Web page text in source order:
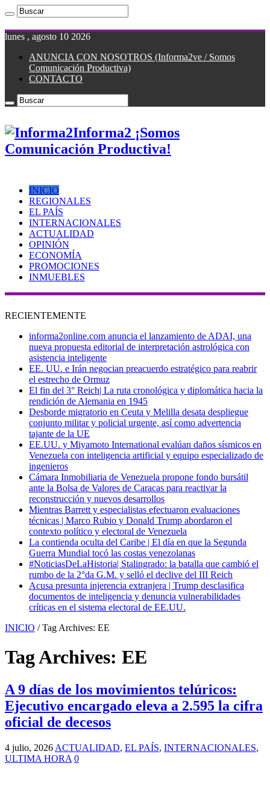
lunes , agosto 10 2026
ANUNCIA CON NOSOTROS (Informa2ve / Somos
Comunicación Productiva)
CONTACTO
Informa2 ¡Somos
Comunicación Productiva!
INICIO
REGIONALES
EL PAÍS
INTERNACIONALES
ACTUALIDAD
OPINIÓN
ECONOMÍA
PROMOCIONES
INMUEBLES
RECIENTEMENTE
informa2online.com anuncia el lanzamiento de ADAI, una
nueva propuesta editorial de interpretación astrológica con
asistencia inteligente
EE. UU. e Irán negocian preacuerdo estratégico para reabrir
el estrecho de Ormuz
El fin del 3° Reich| La ruta cronológica y diplomática hacia la
rendición de Alemania en 1945
Desborde migratorio en Ceuta y Melilla desata despliegue
conjunto militar y policial urgente, así como advertencia
tajante de la UE
EE.UU. y Miyamoto International evalúan daños sísmicos en
Venezuela con inteligencia artificial y equipo especializado de
ingenieros
Cámara Inmobiliaria de Venezuela propone fondo bursátil
ante la Bolsa de Valores de Caracas para reactivar la
reconstrucción y nuevos desarrollos
Mientras Barrett y especialistas efectuaron evaluaciones
técnicas | Marco Rubio y Donald Trump abordaron el
contexto político y electoral de Venezuela
La contienda oculta del Caribe | El día en que la Segunda
Guerra Mundial tocó las costas venezolanas
#NoticiasDeLaHistoria| Stalingrado: la batalla que cambió el
rumbo de la 2°da G.M. y selló el declive del III Reich
Acusa presunta injerencia extranjera | Trump desclasifica
documentos de inteligencia y denuncia vulnerabilidades
críticas en el sistema electoral de EE.UU.
INICIO / Tag Archives: EE
Tag Archives: EE
A 9 días de los movimientos telúricos:
Ejecutivo encargado eleva a 2.595 la cifra
oficial de decesos
4 julio, 2026 ACTUALIDAD, EL PAÍS, INTERNACIONALES,
ULTIMA HORA 0